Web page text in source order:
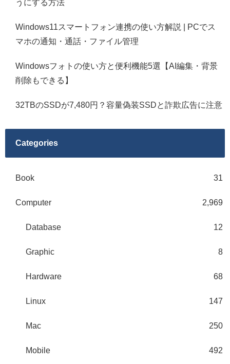
うにする方法
Windows11スマートフォン連携の使い方解説 | PCでス
マホの通知・通話・ファイル管理
Windowsフォトの使い方と便利機能5選【AI編集・背景
削除もできる】
32TBのSSDが7,480円？容量偽装SSDと詐欺広告に注意
Categories
Book 31
Computer 2,969
Database 12
Graphic 8
Hardware 68
Linux 147
Mac 250
Mobile 492